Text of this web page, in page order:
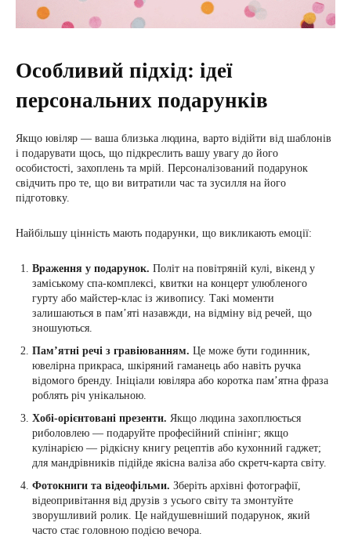
Особливий підхід: ідеї
персональних подарунків
Якщо ювіляр — ваша близька людина, варто відійти від шаблонів
і подарувати щось, що підкреслить вашу увагу до його
особистості, захоплень та мрій. Персоналізований подарунок
свідчить про те, що ви витратили час та зусилля на його
підготовку.
Найбільшу цінність мають подарунки, що викликають емоції:
Враження у подарунок. Політ на повітряній кулі, вікенд у
заміському спа-комплексі, квитки на концерт улюбленого
гурту або майстер-клас із живопису. Такі моменти
залишаються в пам’яті назавжди, на відміну від речей, що
зношуються.
Пам’ятні речі з гравіюванням. Це може бути годинник,
ювелірна прикраса, шкіряний гаманець або навіть ручка
відомого бренду. Ініціали ювіляра або коротка пам’ятна фраза
роблять річ унікальною.
Хобі-орієнтовані презенти. Якщо людина захоплюється
риболовлею — подаруйте професійний спінінг; якщо
кулінарією — рідкісну книгу рецептів або кухонний гаджет;
для мандрівників підійде якісна валіза або скретч-карта світу.
Фотокниги та відеофільми. Зберіть архівні фотографії,
відеопривітання від друзів з усього світу та змонтуйте
зворушливий ролик. Це найдушевніший подарунок, який
часто стає головною подією вечора.